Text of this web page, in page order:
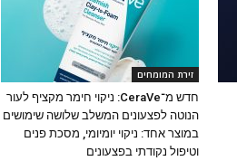
זירת המומחים
חדש מ־CeraVe: ניקוי חימר מקציף לעור
הנוטה לפצעונים המשלב שלושה שימושים
במוצר אחד: ניקוי יומיומי, מסכת פנים
וטיפול נקודתי בפצעונים